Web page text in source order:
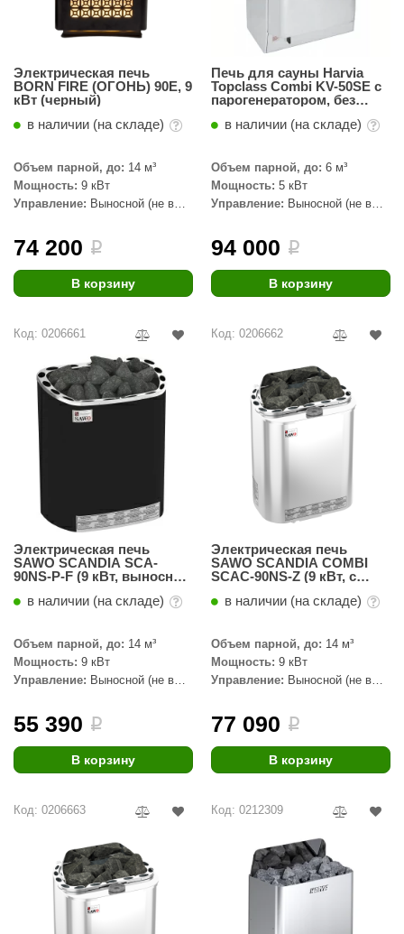
Электрическая печь
BORN FIRE (ОГОНЬ) 90E, 9
кВт (черный)
в наличии (на складе)
Объем парной, до: 14 м³
Мощность: 9 кВт
Управление: Выносной (не в
74 200 i
В корзину
Печь для сауны Harvia
Topclass Combi KV-50SE с
парогенератором, без
в наличии (на складе)
Объем парной, до: 6 м³
Мощность: 5 кВт
Управление: Выносной (не в
94 000 i
В корзину
Код: 0206661
Электрическая печь
SAWO SCANDIA SCA-
90NS-P-F (9 кВт, выносной
в наличии (на складе)
Объем парной, до: 14 м³
Мощность: 9 кВт
Управление: Выносной (не в
55 390 i
В корзину
Код: 0206662
Электрическая печь
SAWO SCANDIA COMBI
SCAC-90NS-Z (9 кВт, с
выносной пульт, внутри
в наличии (на складе)
Объем парной, до: 14 м³
Мощность: 9 кВт
Управление: Выносной (не в
77 090 i
В корзину
Код: 0206663 Код: 0212309